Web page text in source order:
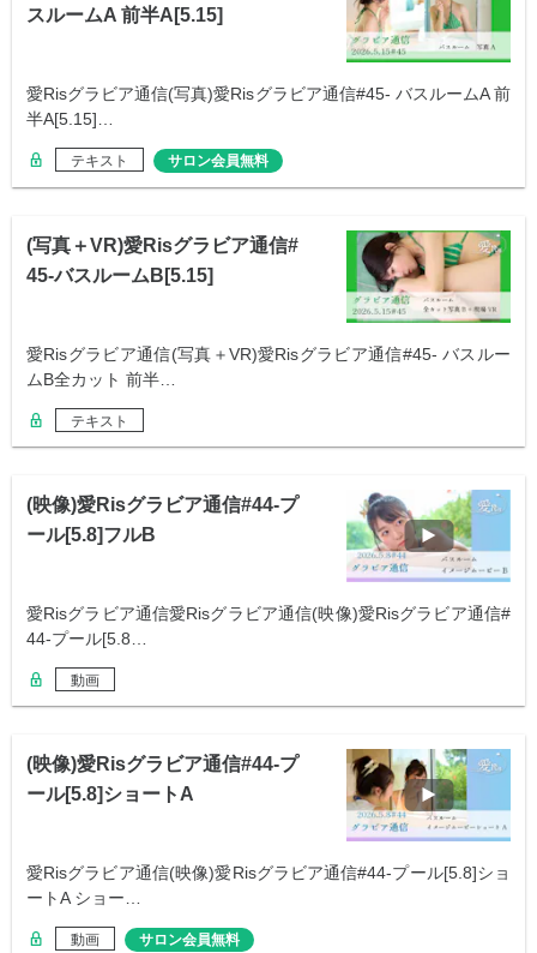
スルームA 前半A[5.15]
愛Risグラビア通信(写真)愛Risグラビア通信#45- バスルームA 前
半A[5.15]…
テキスト サロン会員無料
(写真＋VR)愛Risグラビア通信#
45-バスルームB[5.15]
愛Risグラビア通信(写真＋VR)愛Risグラビア通信#45- バスルー
ムB全カット 前半…
テキスト
(映像)愛Risグラビア通信#44-プ
ール[5.8]フルB
愛Risグラビア通信愛Risグラビア通信(映像)愛Risグラビア通信#
44-プール[5.8…
動画
(映像)愛Risグラビア通信#44-プ
ール[5.8]ショートA
愛Risグラビア通信(映像)愛Risグラビア通信#44-プール[5.8]ショ
ートA ショー…
動画 サロン会員無料